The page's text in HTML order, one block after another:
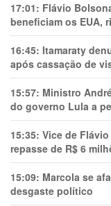
17:01: Flávio
beneficiam os EUA,
16:45: Itamaraty
após cassação de
15:57: Ministro
do governo Lula a
15:35: Vice de
repasse de R$ 6
15:09: Marcola se
desgaste político